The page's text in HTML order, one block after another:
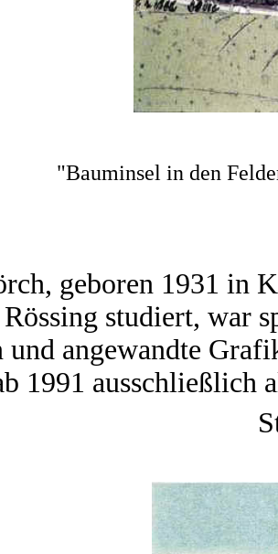
"Bauminsel in den
geboren 1931 in
studiert, war
und angewandte
1991 ausschließlich